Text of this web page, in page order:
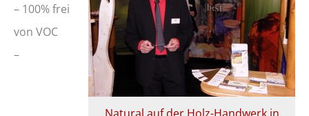
Natural auf der Holz-Handwerk in
– 100% frei
von VOC
–